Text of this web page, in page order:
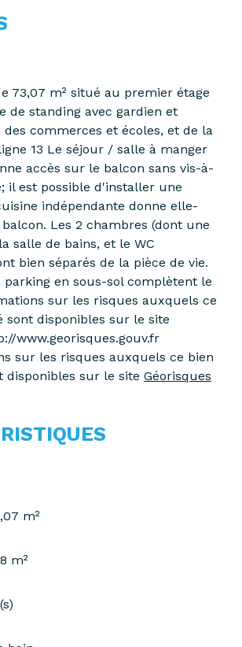
73,07 m² situé au premier étage
de standing avec gardien et
des commerces et écoles, et de la
13 Le séjour / salle à manger
accès sur le balcon sans vis-à-
il est possible d'installer une
indépendante donne elle-
Les 2 chambres (dont une
salle de bains, et le WC
bien séparés de la pièce de vie.
parking en sous-sol complètent le
sur les risques auxquels ce
sont disponibles sur le site
www.georisques.gouv.fr
sur les risques auxquels ce bien
disponibles sur le site Géorisques
m²
m²